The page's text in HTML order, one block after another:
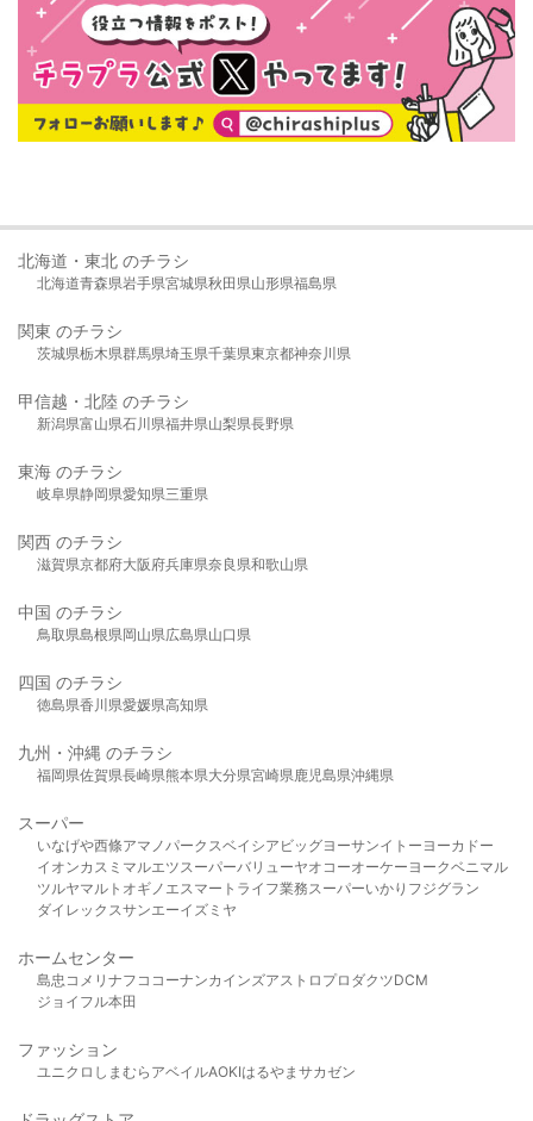
北海道・東北 のチラシ
北海道青森県岩手県宮城県秋田県山形県福島県
関東 のチラシ
茨城県栃木県群馬県埼玉県千葉県東京都神奈川県
甲信越・北陸 のチラシ
新潟県富山県石川県福井県山梨県長野県
東海 のチラシ
岐阜県静岡県愛知県三重県
関西 のチラシ
滋賀県京都府大阪府兵庫県奈良県和歌山県
中国 のチラシ
鳥取県島根県岡山県広島県山口県
四国 のチラシ
徳島県香川県愛媛県高知県
九州・沖縄 のチラシ
福岡県佐賀県長崎県熊本県大分県宮崎県鹿児島県沖縄県
スーパー
いなげや西條アマノパークスベイシア ビッグヨーサンイトーヨーカドー
イオンカスミ マルエツスーパーバリューヤオコーオーケー ヨークベニマル
ツルヤマルト オギノ エスマート ライフ業務スーパーいかり フジグラン
ダイレックスサンエーイズミヤ
ホームセンター
島忠 コメリ ナフコ コーナンカインズアストロプロダクツDCM
ジョイフル本田
ファッション
ユニクロ しまむら アベイルAOKIはるやま サカゼン